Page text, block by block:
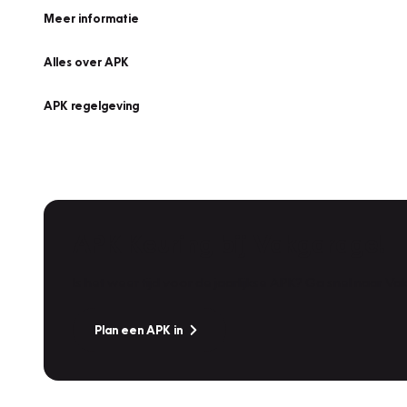
Meer informatie
Alles over APK
APK regelgeving
Plan een APK in